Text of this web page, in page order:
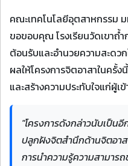
คณะเทคโนโลยีอุตสาหกรรม
ขอขอบคุณ โรงเรียนวัดเขาถ้
ต้อนรับและอำนวยความสะดว
ผลให้โครงการจิตอาสาในครั้
และสร้างความประทับใจแก่ผู้
"โครงการดังกล่าวนับเป็น
ปลูกฝังจิตสำนึกด้านจิตอาส
การนำความรู้ความสามาร